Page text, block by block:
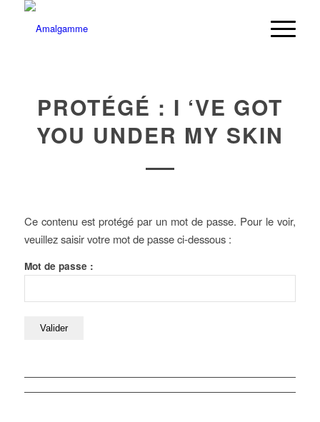
PROTÉGÉ : I ‘VE GOT
YOU UNDER MY SKIN
Ce contenu est protégé par un mot de passe. Pour le voir,
veuillez saisir votre mot de passe ci-dessous :
Mot de passe :